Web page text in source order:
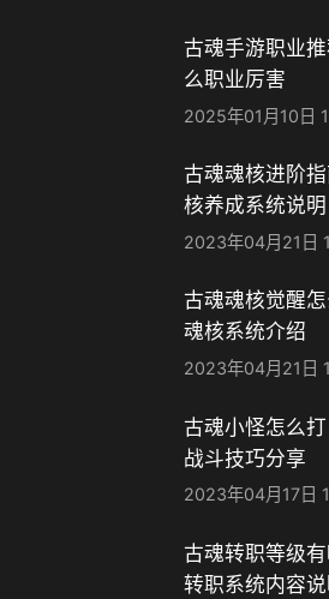
古魂手游职业
么职业厉害​
2025年01月10日
古魂魂核进阶
核养成系统说明
2023年04月21日
古魂魂核觉醒
魂核系统介绍
2023年04月21日
古魂小怪怎么
战斗技巧分享
2023年04月17日
古魂转职等级
转职系统内容说